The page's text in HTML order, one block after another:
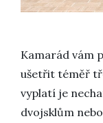
Kamarád vám
ušetřit téměř
vyplatí je
dvojsklům